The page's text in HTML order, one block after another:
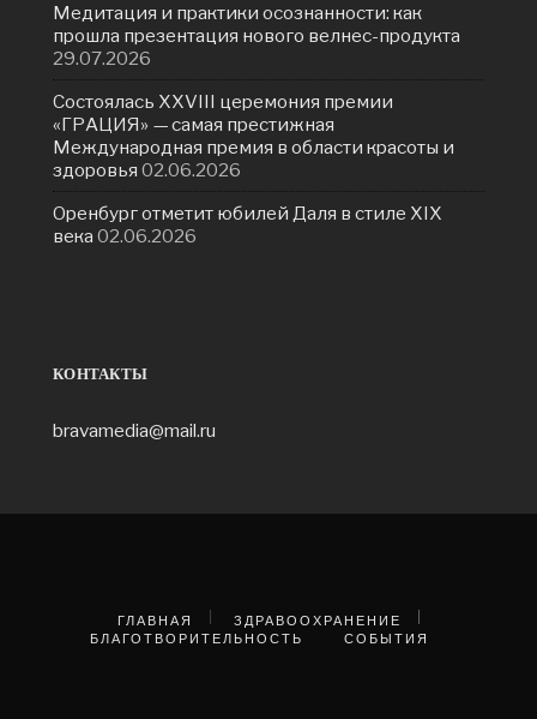
Медитация и практики осознанности: как
прошла презентация нового велнес-продукта
29.07.2026
Состоялась ХXVIII церемония премии
«ГРАЦИЯ» — самая престижная
Международная премия в области красоты и
здоровья 02.06.2026
Оренбург отметит юбилей Даля в стиле XIX
века 02.06.2026
КОНТАКТЫ
bravamedia@mail.ru
ГЛАВНАЯ
ЗДРАВООХРАНЕНИЕ
БЛАГОТВОРИТЕЛЬНОСТЬ
СОБЫТИЯ